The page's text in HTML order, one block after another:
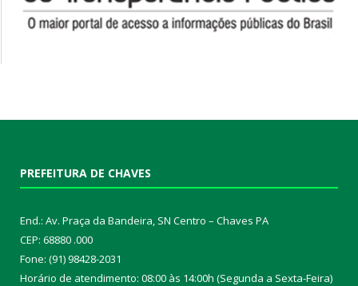
PREFEITURA DE CHAVES
End.: Av. Praça da Bandeira, SN Centro – Chaves PA
CEP: 68880 .000
Fone: (91) 98428-2031
Horário de atendimento: 08:00 às 14:00h (Segunda a Sexta-Feira)